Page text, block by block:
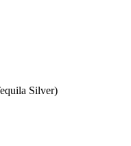
Silver)